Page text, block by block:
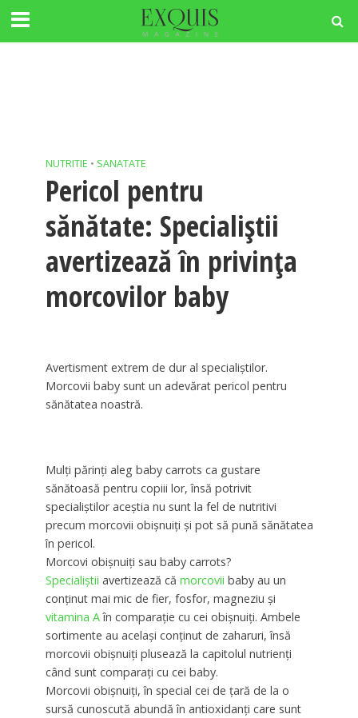
NUTRITIE • SANATATE
Pericol pentru
sănătate: Specialiştii
avertizează în privinţa
morcovilor baby
Avertisment extrem de dur al specialiştilor.
Morcovii baby sunt un adevărat pericol pentru
sănătatea noastră.
Mulți părinți aleg baby carrots ca gustare
sănătoasă pentru copiii lor, însă potrivit
specialiștilor aceștia nu sunt la fel de nutritivi
precum morcovii obișnuiți și pot să pună sănătatea
în pericol.
Morcovi obișnuiți sau baby carrots?
Specialiștii avertizează că morcovii baby au un
conținut mai mic de fier, fosfor, magneziu și
vitamina Aîn comparație cu cei obișnuiți. Ambele
sortimente au același conținut de zaharuri, însă
morcovii obișnuiți plusează la capitolul nutrienți
când sunt comparați cu cei baby.
Morcovii obișnuiți, în special cei de țară de la o
sursă cunoscută abundă în antioxidanți care sunt